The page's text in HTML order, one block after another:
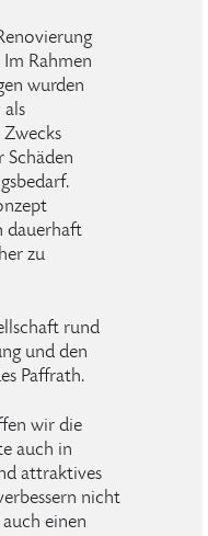
Rahmen
wurden
als
Schäden
dauerhaft
zu
rund
und den
Paffrath.
wir die
auch in
attraktives
nicht
einen